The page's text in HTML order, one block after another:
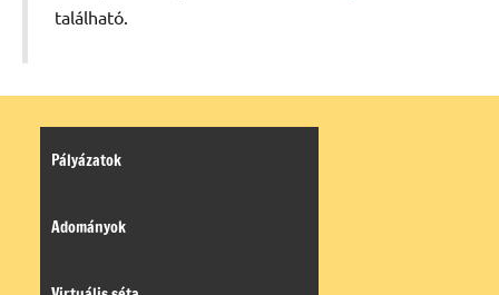
található.
Pályázatok
Adományok